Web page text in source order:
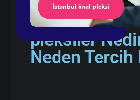
İstanbul önal pleksi
pleksiler
Neden Tercih